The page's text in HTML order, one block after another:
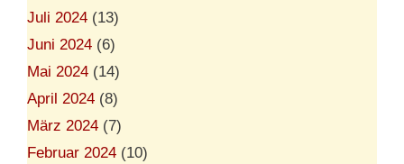
Juli 2024 (13)
Juni 2024 (6)
Mai 2024 (14)
April 2024 (8)
März 2024 (7)
Februar 2024 (10)